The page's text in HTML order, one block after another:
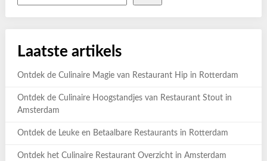
Laatste artikels
Ontdek de Culinaire Magie van Restaurant Hip in Rotterdam
Ontdek de Culinaire Hoogstandjes van Restaurant Stout in
Amsterdam
Ontdek de Leuke en Betaalbare Restaurants in Rotterdam
Ontdek het Culinaire Restaurant Overzicht in Amsterdam